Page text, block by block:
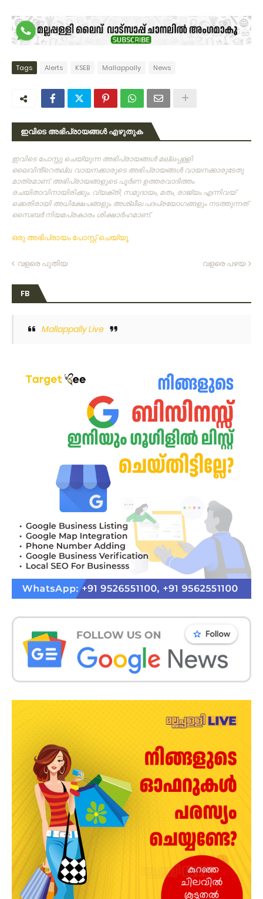
Tags Alerts KSEB Mallappally News
ഇവിടെ അഭിപ്രായങ്ങൾ എഴുതുക
ഇവിടെ പോസ്റ്റു ചെയ്യുന്ന അഭിപ്രായങ്ങള്‍ മല്ലപ്പള്ളി
ലൈവിൻ്റെതല്ല. വായനക്കാരുടെ അഭിപ്രായങ്ങള്‍ വായനക്കാരുടേതു
മാത്രമാണ്‌. അഭിപ്രായങ്ങളുടെ പൂര്‍ണ ഉത്തരവാദിത്തം
രചയിതാവിനായിരിക്കും. വ്യക്തി, സമുദായം, മതം, രാജ്യം എന്നിവയ്
ക്കെതിരായി അധിക്ഷേപങ്ങളും അശ്ലീല പദപ്രയോഗങ്ങളും നടത്തുന്നത്‌
സൈബര്‍ നിയമപ്രകാരം ശിക്ഷാര്‍ഹമാണ്‌.
ഒരു അഭിപ്രായം പോസ്റ്റ് ചെയ്യൂ
വളരെ പുതിയ വളരെ പഴയ
FB
Mallappally Live